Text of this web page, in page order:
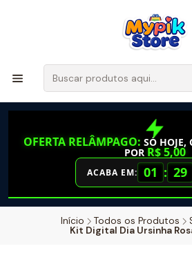
OFERTA RELÂMPAGO: SÓ HOJE,
POR R$ 5,00
ACABA EM: 01 : 29
Início Todos os Produtos
Kit Digital Dia Ursinha